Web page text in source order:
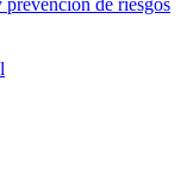
de riesgos